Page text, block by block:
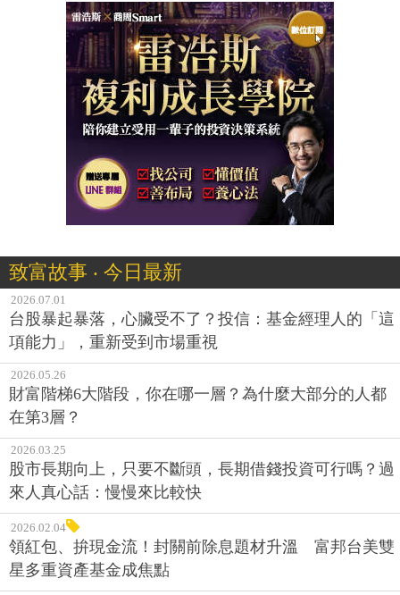
致富故事 ‧ 今日最新
2026.07.01
台股暴起暴落，心臟受不了？投信：基金經理人的「這
項能力」，重新受到市場重視
2026.05.26
財富階梯6大階段，你在哪一層？為什麼大部分的人都
在第3層？
2026.03.25
股市長期向上，只要不斷頭，長期借錢投資可行嗎？過
來人真心話：慢慢來比較快
2026.02.04
領紅包、拚現金流！封關前除息題材升溫 富邦台美雙
星多重資產基金成焦點